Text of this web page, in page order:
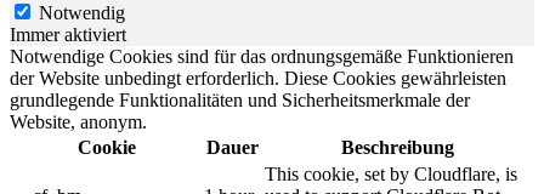
Notwendig
Immer aktiviert
Notwendige Cookies sind für das ordnungsgemäße Funktionieren
der Website unbedingt erforderlich. Diese Cookies gewährleisten
grundlegende Funktionalitäten und Sicherheitsmerkmale der
Website, anonym.
Cookie
Dauer Beschreibung
This cookie, set by Cloudflare, is